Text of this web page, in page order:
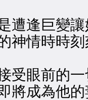
逢巨變讓
神情時時
眼前的一
將成為他